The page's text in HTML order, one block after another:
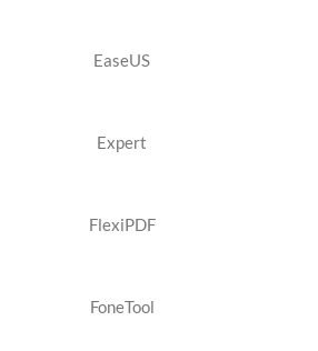
EaseUS
Expert
FlexiPDF
FoneTool